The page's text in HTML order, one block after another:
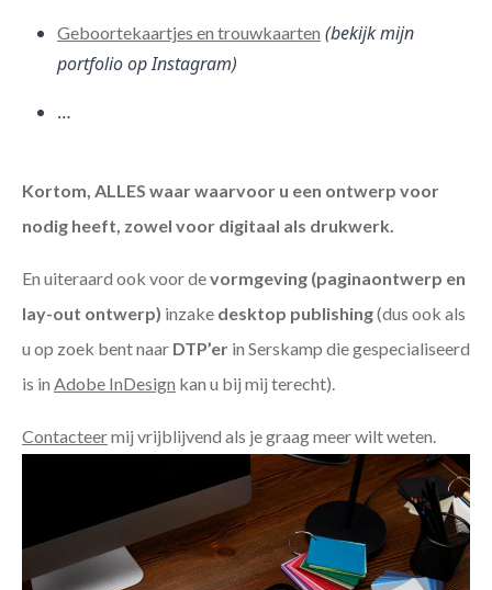
Geboortekaartjes en trouwkaarten (bekijk mijn
portfolio op Instagram)
…
Kortom, ALLES waar waarvoor u een ontwerp voor
nodig heeft, zowel voor digitaal als drukwerk.
En uiteraard ook voor devormgeving (paginaontwerp en
lay-out ontwerp) inzake desktop publishing(dus ook als
u op zoek bent naar DTP’er in Serskamp die gespecialiseerd
is in Adobe InDesign kan u bij mij terecht).
Contacteermij vrijblijvend als je graag meer wilt weten.